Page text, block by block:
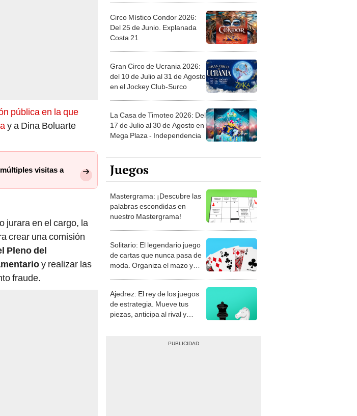
pública en la que
y a Dina Boluarte
visitas a
jurara en el cargo, la
crear una comisión
Pleno del
y realizar las
fraude.
Circo Místico Condor 2026:
Del 25 de Junio. Explanada
Costa 21
Gran Circo de Ucrania 2026:
del 10 de Julio al 31 de Agosto
en el Jockey Club-Surco
La Casa de Timoteo 2026: Del
17 de Julio al 30 de Agosto en
Mega Plaza - Independencia
Juegos
Mastergrama: ¡Descubre las
palabras escondidas en
nuestro Mastergrama!
Solitario: El legendario juego
de cartas que nunca pasa de
moda. Organiza el mazo y
Ajedrez: El rey de los juegos
de estrategia. Mueve tus
piezas, anticipa al rival y